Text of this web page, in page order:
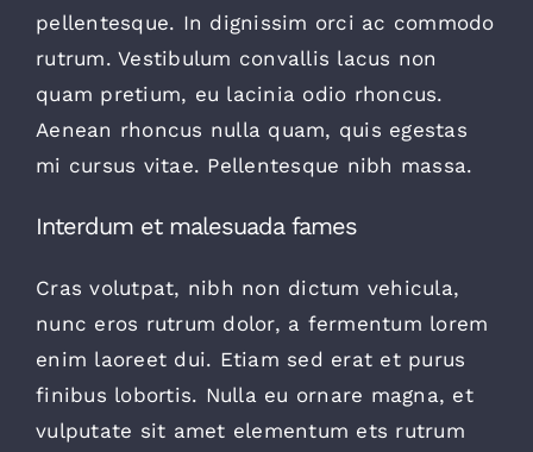
pellentesque. In dignissim orci ac commodo
rutrum. Vestibulum convallis lacus non
quam pretium, eu lacinia odio rhoncus.
Aenean rhoncus nulla quam, quis egestas
mi cursus vitae. Pellentesque nibh massa.
Interdum et malesuada fames
Cras volutpat, nibh non dictum vehicula,
nunc eros rutrum dolor, a fermentum lorem
enim laoreet dui. Etiam sed erat et purus
finibus lobortis. Nulla eu ornare magna, et
vulputate sit amet elementum ets rutrum